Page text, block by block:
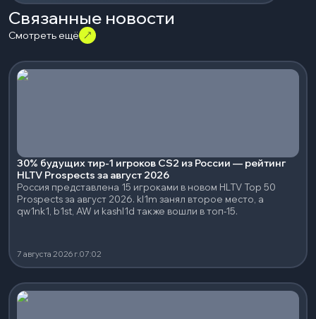
Связанные новости
Смотреть ещё
30% будущих тир-1 игроков CS2 из России — рейтинг
HLTV Prospects за август 2026
Россия представлена 15 игроками в новом HLTV Top 50
Prospects за август 2026. kl1m занял второе место, а
qw1nk1, b1st, AW и kashl1d также вошли в топ-15.
7 августа 2026 г.07:02